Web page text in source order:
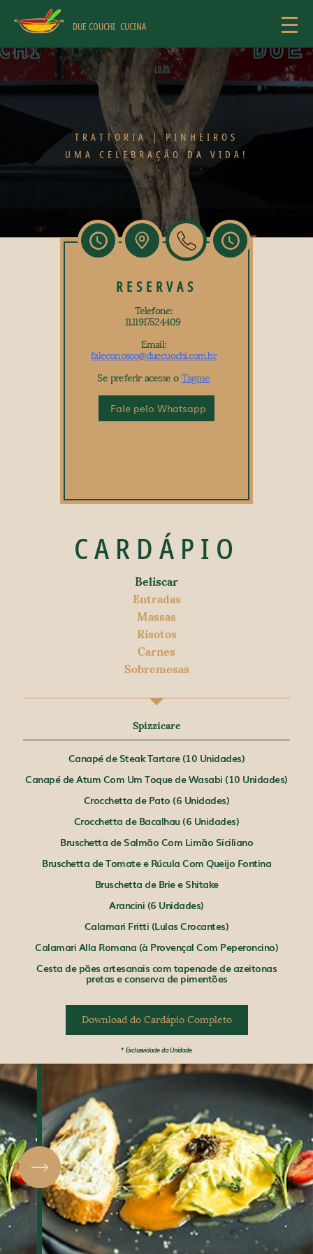
DUE COUCHI CUCINA
TRATTORIA | PINHEIROS
UMA CELEBRAÇÃO DA VIDA!
RESERVAS
Telefone:
11.11917524409
Email:
faleconosco@duecuochi.com.br
Se preferir acesse o Tagme
Fale pelo Whatsapp
CARDÁPIO
Beliscar
Entradas
Massas
Risotos
Carnes
Sobremesas
Spizzicare
Canapé de Steak Tartare (10 Unidades)
Canapé de Atum Com Um Toque de Wasabi (10 Unidades)
Crocchetta de Pato (6 Unidades)
Crocchetta de Bacalhau (6 Unidades)
Bruschetta de Salmão Com Limão Siciliano
Bruschetta de Tomate e Rúcula Com Queijo Fontina
Bruschetta de Brie e Shitake
Arancini (6 Unidades)
Calamari Fritti (Lulas Crocantes)
Calamari Alla Romana (à Provençal Com Peperoncino)
Cesta de pães artesanais com tapenade de azeitonas
pretas e conserva de pimentões
Download do Cardápio Completo
* Exclusividade da Unidade